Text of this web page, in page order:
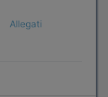
Allegati